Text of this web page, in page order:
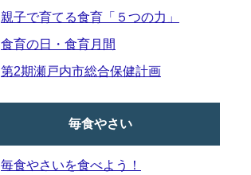
親子で育てる食育「５つの力」
食育の日・食育月間
第2期瀬戸内市総合保健計画
毎食やさい
毎食やさいを食べよう！